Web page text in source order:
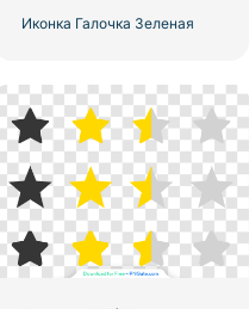
Иконка Галочка Зеленая